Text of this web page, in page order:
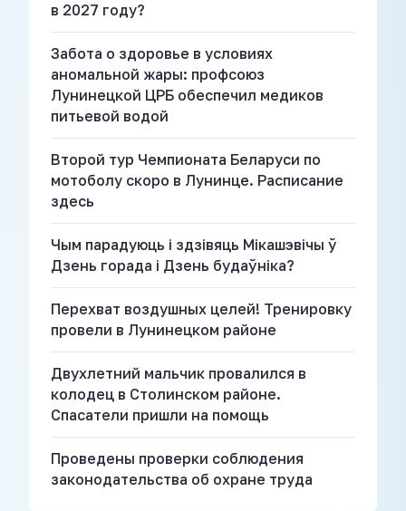
в 2027 году?
Забота о здоровье в условиях
аномальной жары: профсоюз
Лунинецкой ЦРБ обеспечил медиков
питьевой водой
Второй тур Чемпионата Беларуси по
мотоболу скоро в Лунинце. Расписание
здесь
Чым парадуюць і здзівяць Мікашэвічы ў
Дзень горада і Дзень будаўніка?
Перехват воздушных целей! Тренировку
провели в Лунинецком районе
Двухлетний мальчик провалился в
колодец в Столинском районе.
Спасатели пришли на помощь
Проведены проверки соблюдения
законодательства об охране труда